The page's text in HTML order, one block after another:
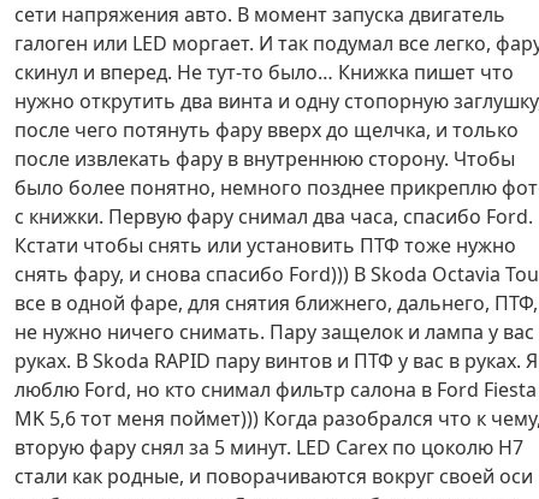
сети напряжения авто. В момент запуска двигатель
галоген или LED моргает. И так подумал все легко,
скинул и вперед. Не тут-то было… Книжка пишет что
нужно открутить два винта и одну стопорную
после чего потянуть фару вверх до щелчка, и только
после извлекать фару в внутреннюю сторону. Чтобы
было более понятно, немного позднее прикреплю
с книжки. Первую фару снимал два часа, спасибо Ford.
Кстати чтобы снять или установить ПТФ тоже нужно
снять фару, и снова спасибо Ford))) В Skoda Octavia
все в одной фаре, для снятия ближнего, дальнего, ПТФ,
не нужно ничего снимать. Пару защелок и лампа у вас
руках. В Skoda RAPID пару винтов и ПТФ у вас в руках. Я
люблю Ford, но кто снимал фильтр салона в Ford Fiesta
MK 5,6 тот меня поймет))) Когда разобрался что к
вторую фару снял за 5 минут. LED Carex по цоколю H7
стали как родные, и поворачиваются вокруг своей оси